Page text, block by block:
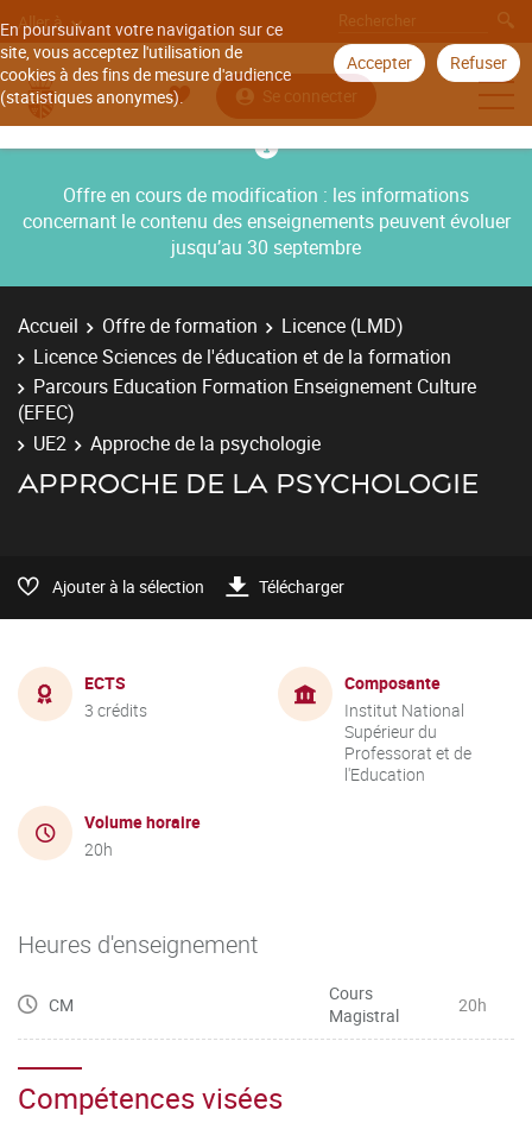
En poursuivant votre navigation sur ce
site, vous acceptez l'utilisation de
cookies à des fins de mesure d'audience
(statistiques anonymes).
Accepter Refuser
Aller à
Se connecter
Offre en cours de modification : les informations
concernant le contenu des enseignements peuvent évoluer
jusqu’au 30 septembre
Accueil Offre de formation
Licence (LMD)
Licence Sciences de l'éducation et de la formation
Parcours Education Formation Enseignement Culture
(EFEC)
UE2
Approche de la psychologie
APPROCHE DE LA PSYCHOLOGIE
Ajouter à la sélection Télécharger
ECTS
3 crédits
Composante
Institut National
Supérieur du
Professorat et de
l'Education
Volume horaire
20h
Heures d'enseignement
CM
Cours
Magistral
20h
Compétences visées